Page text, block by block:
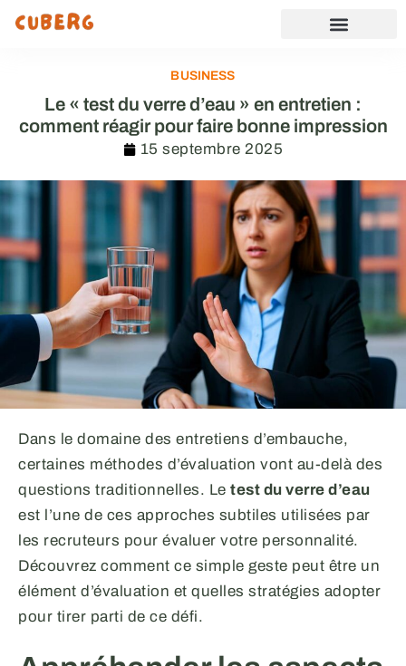
BUSINESS
Le « test du verre d’eau » en entretien :
comment réagir pour faire bonne impression
15 septembre 2025
Dans le domaine des entretiens d’embauche,
certaines méthodes d’évaluation vont au-delà des
questions traditionnelles. Le test du verre d’eau
est l’une de ces approches subtiles utilisées par
les recruteurs pour évaluer votre personnalité.
Découvrez comment ce simple geste peut être un
élément d’évaluation et quelles stratégies adopter
pour tirer parti de ce défi.